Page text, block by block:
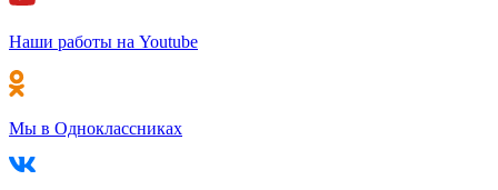
Наши работы на Youtube
Мы в Одноклассниках